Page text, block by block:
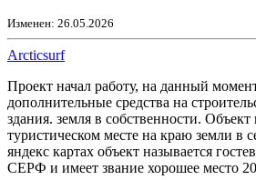
Изменен: 26.05.2026
Arcticsurf
Проект начал работу, на данный
дополнительные средства на
здания. земля в собственности. Объект
туристическом месте на краю земли в
яндекс картах объект называется
СЕРФ и имеет звание хорошее место